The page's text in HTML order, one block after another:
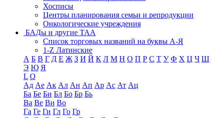
Хосписы
Центры планирования семьи и репродукции
Онкологические учреждения
БАДы и другие ТАА
Список торговых названий на буквы А-Я
1-Z Латинские
А Б В Г Д Е Ж З И Й К Л М Н О П Р С Т У Ф Х Ц Ч Ш
Э Ю Я
L Q
Ад Ае Ак Ал Ан Ап Ар Ас Ат Ац
Ба Бе Би Бл Бо Бр Бь
Ва Ве Ви Во
Га Ге Ги Гл Го Гр